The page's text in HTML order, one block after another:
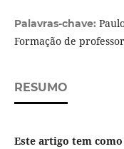
Palavras-chave:
Formação de
RESUMO
Este artigo tem